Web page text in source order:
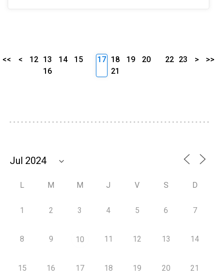
<< < 12 13 14
15
16
17 18 19
20
21
22 23 > >>
L M M J V S D
1 2 3 4 5 6 7
8 9 10 11 12 13 14
15 16 17 18 19 20 21